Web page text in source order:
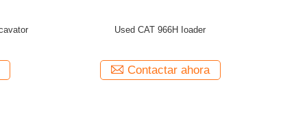
EX160WD Wheel Excavator Used HITACHI ZX130W Wheel
Contactar ahora